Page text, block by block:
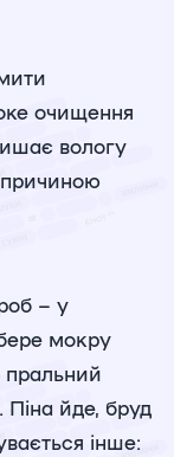
очищення
вологу
причиною
– у
мокру
пральний
йде, бруд
інше: